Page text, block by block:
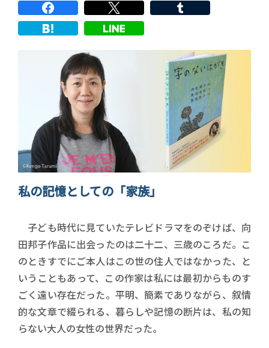
私の記憶としての「家族」
子ども時代に見ていたテレビドラマをのぞけば、向
田邦子作品に出会ったのは二十二、三歳のころだ。こ
のときすでにご本人はこの世の住人ではなかった、と
いうこともあって、この作家は私には最初からものす
ごく遠い存在だった。平明、簡素でありながら、叙情
的な文章で綴られる、暮らしや記憶の断片は、私の知
らない大人の女性の世界だった。